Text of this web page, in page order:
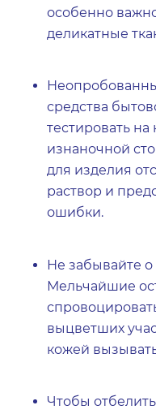
особенно
деликатные
средства
тестировать на
изнаночной
для изделия
раствор и
ошибки.
Не забывайте
Мельчайшие
выцветших
кожей
Чтобы